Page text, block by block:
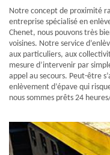
Notre concept de proximité
entreprise spécialisé en
Chenet, nous pouvons très
voisines. Notre service
aux particuliers, aux
mesure d’intervenir par
appel au secours. Peut-être
enlèvement d’épave qui
nous sommes prêts 24